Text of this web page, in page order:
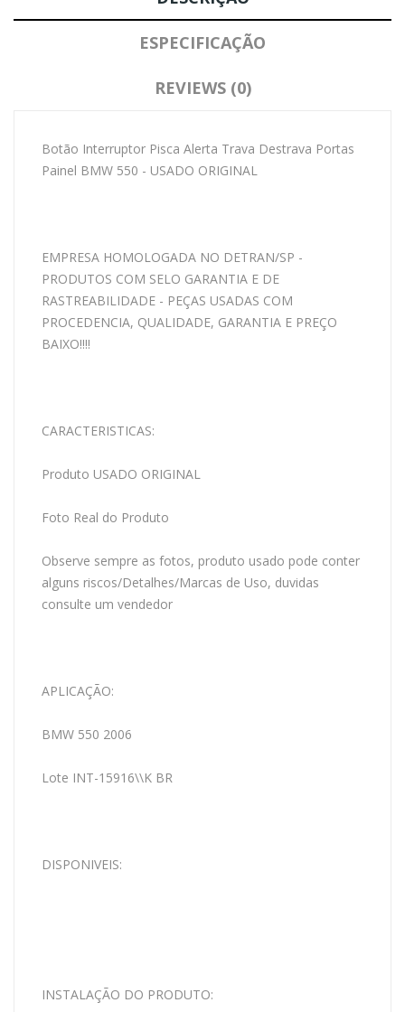
ESPECIFICAÇÃO
REVIEWS (0)
Botão Interruptor Pisca Alerta Trava Destrava Portas
Painel BMW 550 - USADO ORIGINAL
EMPRESA HOMOLOGADA NO DETRAN/SP -
PRODUTOS COM SELO GARANTIA E DE
RASTREABILIDADE - PEÇAS USADAS COM
PROCEDENCIA, QUALIDADE, GARANTIA E PREÇO
BAIXO!!!!
CARACTERISTICAS:
Produto USADO ORIGINAL
Foto Real do Produto
Observe sempre as fotos, produto usado pode conter
alguns riscos/Detalhes/Marcas de Uso, duvidas
consulte um vendedor
APLICAÇÃO:
BMW 550 2006
Lote INT-15916\\K BR
DISPONIVEIS:
INSTALAÇÃO DO PRODUTO: